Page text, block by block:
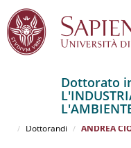
contenuto
Dottorato in
PROCESSI CHIMICI
Dottorandi
ANDREA